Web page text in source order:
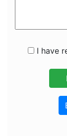
I have